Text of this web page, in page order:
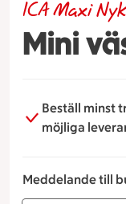
Mini
ICA Maxi
Beställ minst
möjliga
Meddelande till